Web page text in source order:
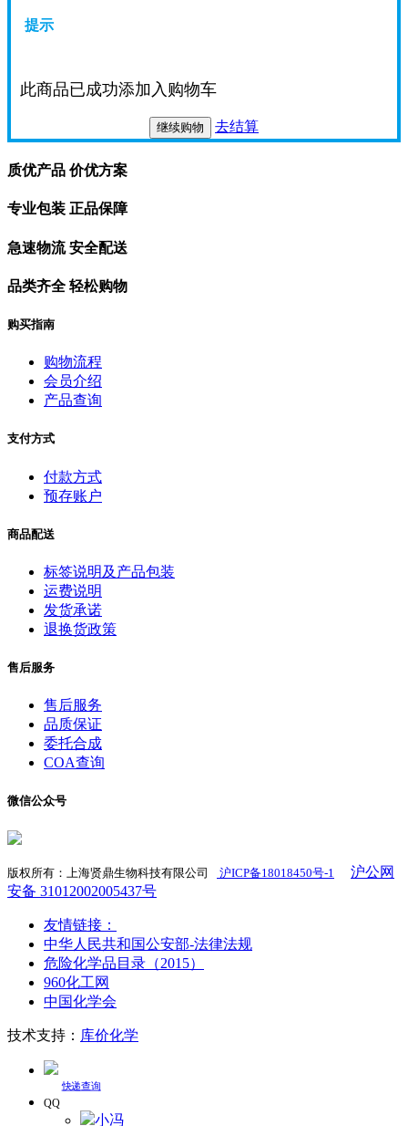
提示
此商品已成功添加入购物车
继续购物 去结算
质优产品 价优方案
专业包装 正品保障
急速物流 安全配送
品类齐全 轻松购物
购买指南
购物流程
会员介绍
产品查询
支付方式
付款方式
预存账户
商品配送
标签说明及产品包装
运费说明
发货承诺
退换货政策
售后服务
售后服务
品质保证
委托合成
COA查询
微信公众号
版权所有：上海贤鼎生物科技有限公司 沪ICP备18018450号-1
沪公网
安备 31012002005437号
友情链接：
中华人民共和国公安部-法律法规
危险化学品目录（2015）
960化工网
中国化学会
技术支持： 库价化学
快递查询
QQ
小冯